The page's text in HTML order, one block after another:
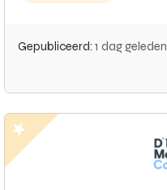
Gepubliceerd: 1 dag geleden